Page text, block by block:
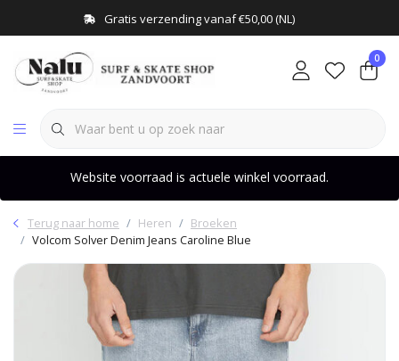
Gratis verzending vanaf €50,00 (NL)
0
Website voorraad is actuele winkel voorraad.
Terug naar home Heren
Broeken
Volcom Solver Denim Jeans Caroline Blue